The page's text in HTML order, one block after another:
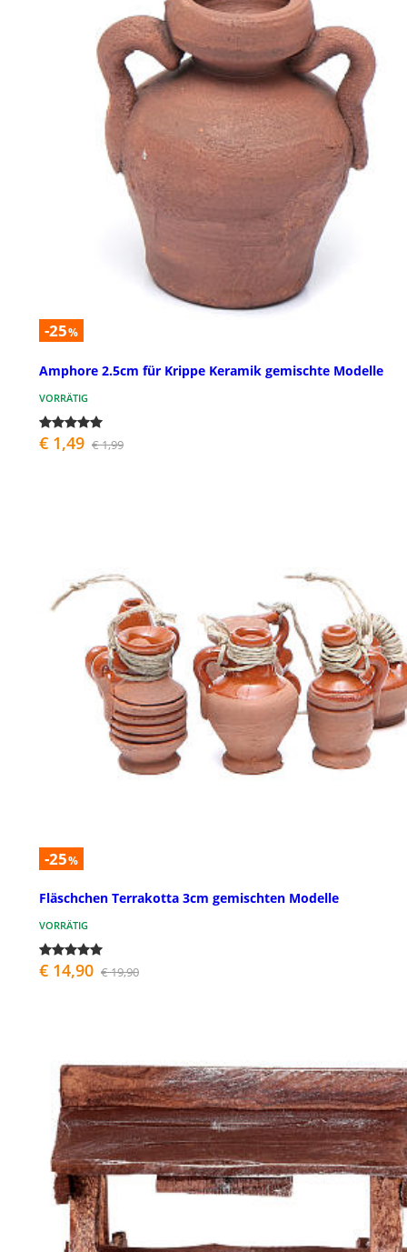
-25%
Amphore 2.5cm für Krippe Keramik gemischte Modelle
VORRÄTIG
€ 1,49 € 1,99
-25%
Fläschchen Terrakotta 3cm gemischten Modelle
VORRÄTIG
€ 14,90 € 19,90